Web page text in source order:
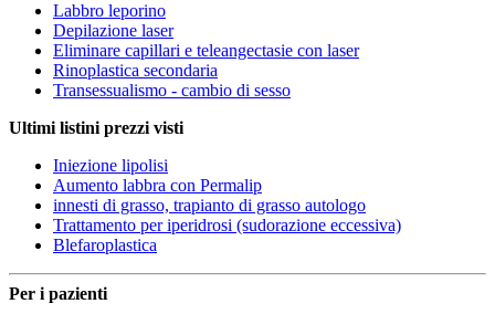
Labbro leporino
Depilazione laser
Eliminare capillari e teleangectasie con laser
Rinoplastica secondaria
Transessualismo - cambio di sesso
Ultimi listini prezzi visti
Iniezione lipolisi
Aumento labbra con Permalip
innesti di grasso, trapianto di grasso autologo
Trattamento per iperidrosi (sudorazione eccessiva)
Blefaroplastica
Per i pazienti